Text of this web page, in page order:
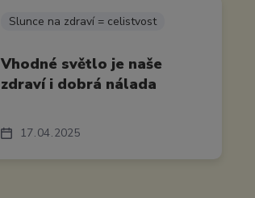
17 04 2025
Slunce na zdraví = celistvost
Vhodné světlo je naše
zdraví i dobrá nálada